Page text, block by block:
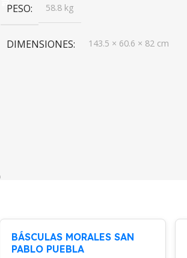
PESO 58.8 kg
DIMENSIONES 143.5 × 60.6 × 82 cm
BÁSCULAS MORALES SAN
PABLO PUEBLA